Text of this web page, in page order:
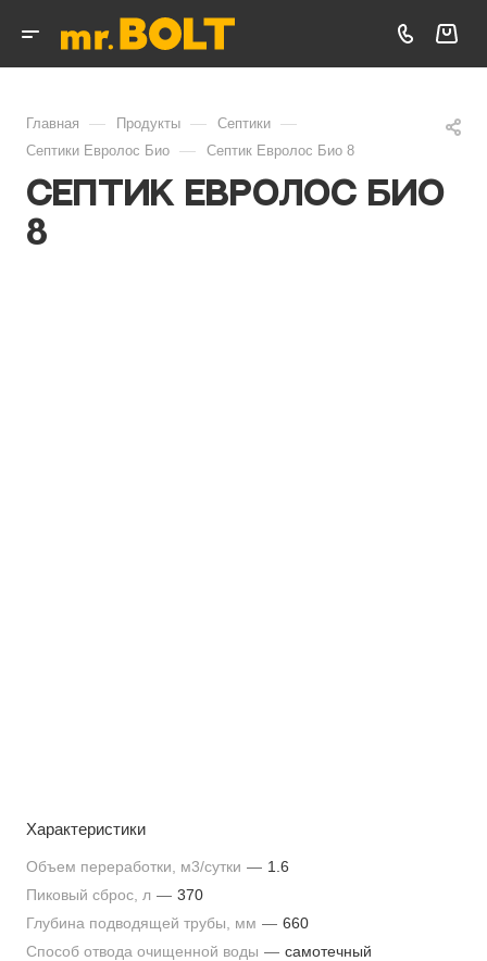
Главная — Продукты — Септики —
Септики Евролос Био — Септик Евролос Био 8
Септик Евролос Био
8
Характеристики
Объем переработки, м3/сутки — 1.6
Пиковый сброс, л — 370
Глубина подводящей трубы, мм — 660
Способ отвода очищенной воды — самотечный